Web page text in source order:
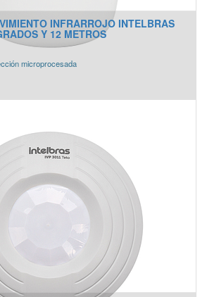
INFRARROJO INTELBRAS
Y 12 METROS
microprocesada
de movimiento